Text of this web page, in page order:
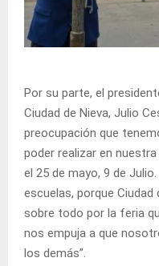
Por su parte, el
Ciudad de Nieva, Julio
preocupación que
poder realizar en
el 25 de mayo, 9 de
escuelas, porque
sobre todo por la feria
nos empuja a que
los demás”.